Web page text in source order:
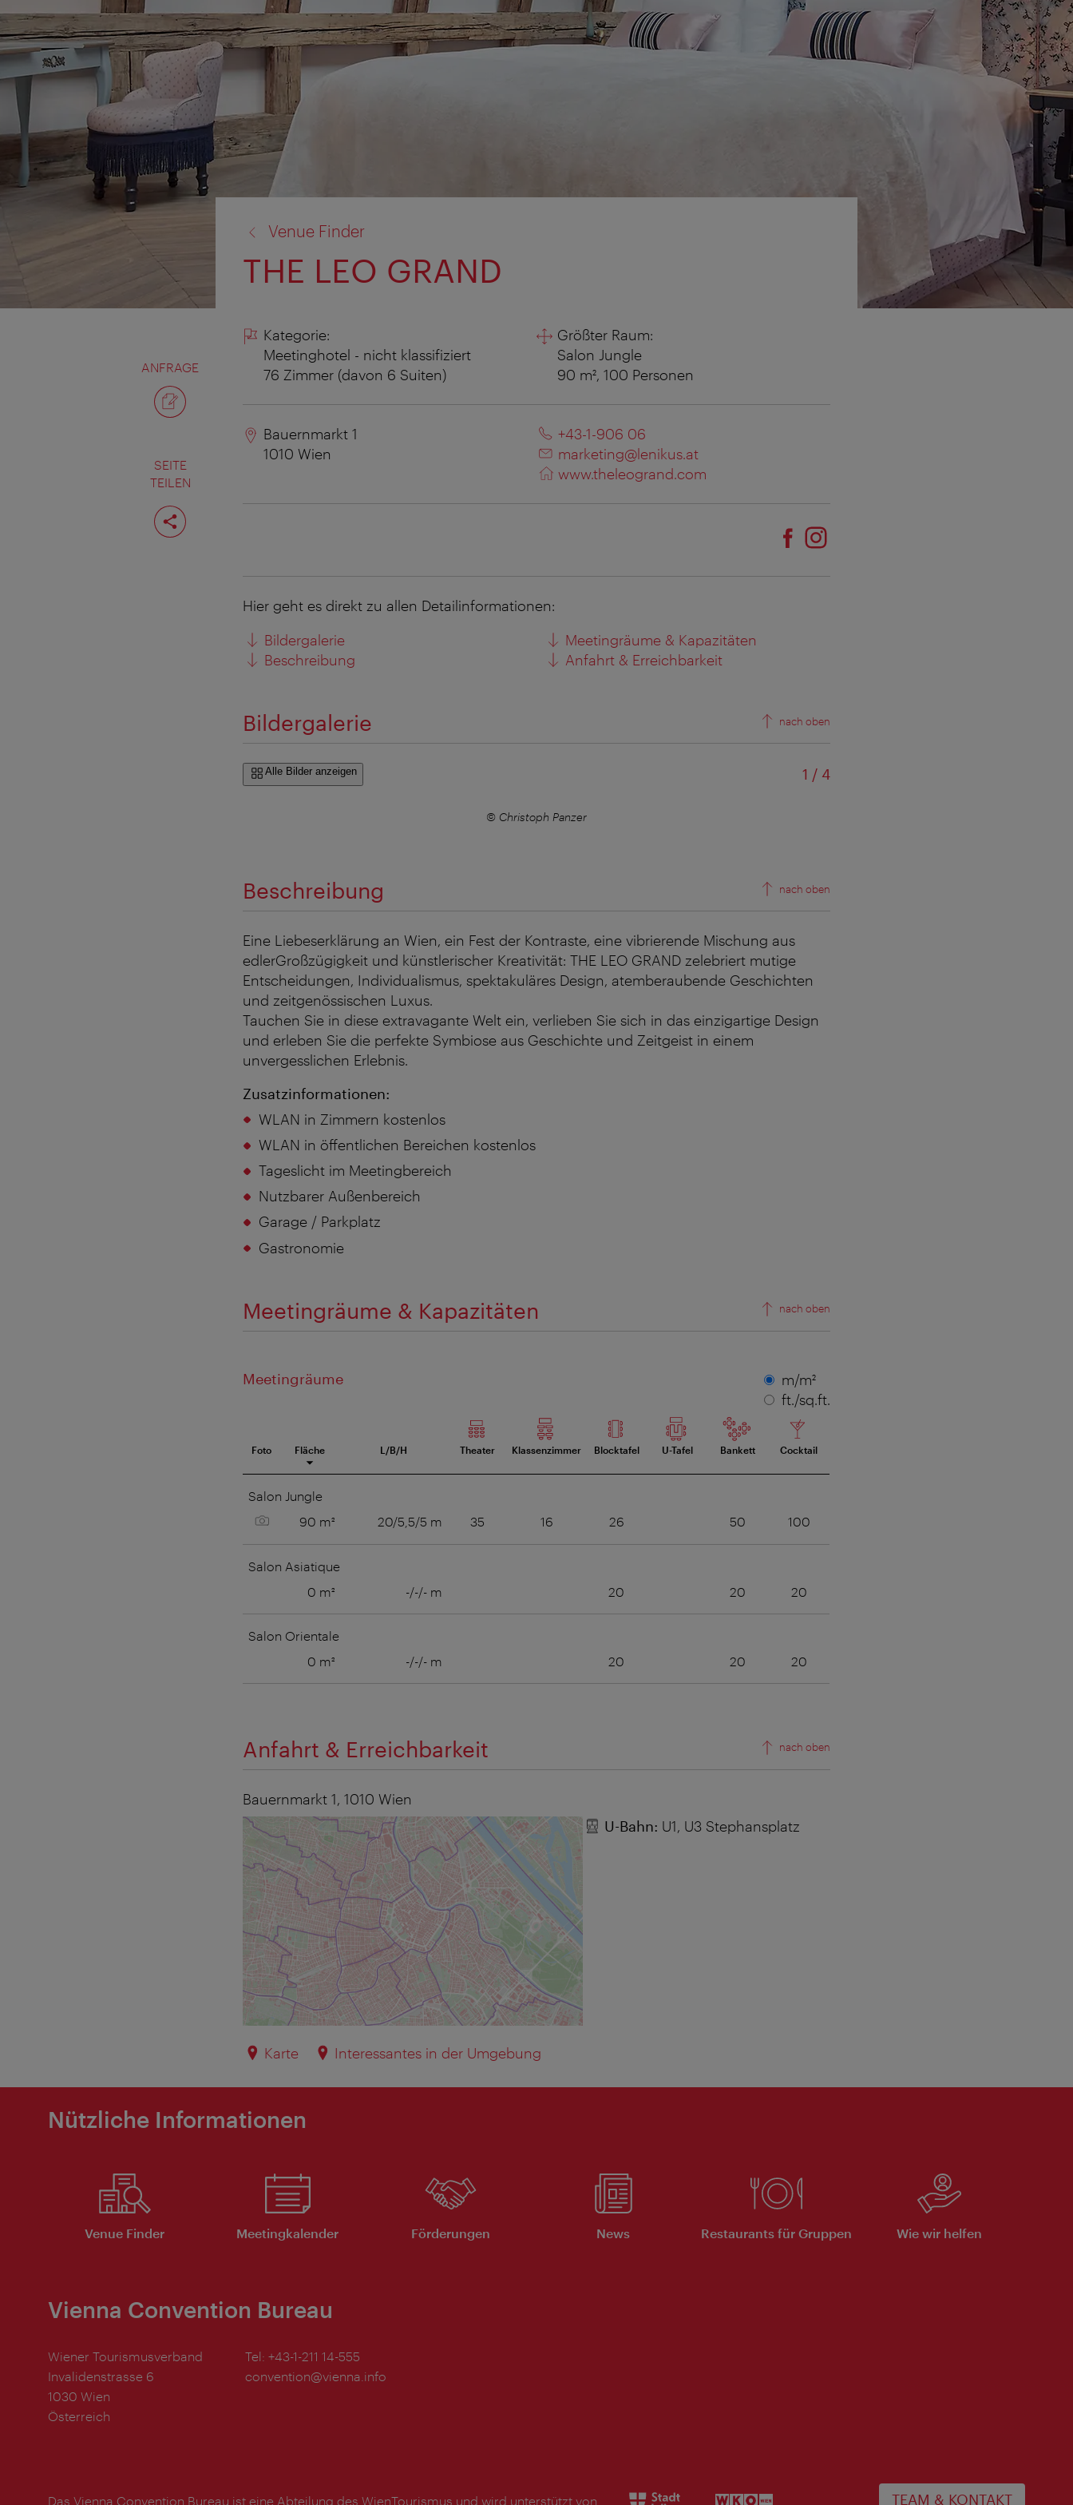
ANFRAGE
SEITE
TEILEN
Seite
teilen
Venue Finder
THE LEO GRAND
Kategorie:
Meetinghotel - nicht klassifiziert
76 Zimmer (davon 6 Suiten)
Größter Raum:
Salon Jungle
90 m², 100 Personen
Bauernmarkt 1
1010Wien
+43-1-906 06
marketing@lenikus.at
www.theleogrand.com
Hier geht es direkt zu allen Detailinformationen:
Bildergalerie
Beschreibung
Meetingräume & Kapazitäten
Anfahrt & Erreichbarkeit
Bildergalerie nach oben
Alle Bilder anzeigen 1 /von
4
© Christoph Panzer
Beschreibung nach oben
Eine Liebeserklärung an Wien, ein Fest der Kontraste, eine vibrierende Mischung aus
edlerGroßzügigkeit und künstlerischer Kreativität: THE LEO GRAND zelebriert mutige
Entscheidungen, Individualismus, spektakuläres Design, atemberaubende Geschichten
und zeitgenössischen Luxus.
Tauchen Sie in diese extravagante Welt ein, verlieben Sie sich in das einzigartige Design
und erleben Sie die perfekte Symbiose aus Geschichte und Zeitgeist in einem
unvergesslichen Erlebnis.
Zusatzinformationen:
WLAN in Zimmern kostenlos
WLAN in öffentlichen Bereichen kostenlos
Tageslicht im Meetingbereich
Nutzbarer Außenbereich
Garage / Parkplatz
Gastronomie
Meetingräume & Kapazitäten nach oben
Maßeinheit
m/m²
ft./sq.ft.
Meetingräume
Meetingraum
Foto Fläche L/B/H Theater Klassenzimmer Blocktafel U-Tafel Bankett Cocktail
Salon Jungle
Bild anzeigen
90 m² 20/5,5/5 m 35 16 26 50 100
Salon Asiatique
0 m²
-/-/- m 20 20 20
Salon Orientale
0 m²
-/-/- m 20 20 20
Anfahrt & Erreichbarkeit nach oben
Bauernmarkt 1,1010Wien
Karte Interessantes in der Umgebung
U-Bahn: U1, U3 Stephansplatz
Nützliche Informationen
Venue Finder Meeting­kalender Förderungen News Restaurants für Gruppen Wie wir helfen
Vienna Convention Bureau
Wiener Tourismusverband
Invalidenstrasse 6
1030 Wien
Österreich
Tel: +43-1-211 14-555
convention@vienna.info
Das Vienna Convention Bureau ist eine Abteilung des WienTourismus und wird unterstützt von TEAM & KONTAKT